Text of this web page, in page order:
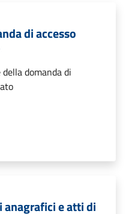
di accesso
domanda di
e atti di